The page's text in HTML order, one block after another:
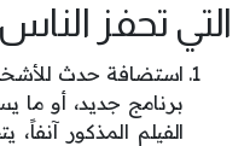
التي تحفز
استضافة حدث
الفيلم المذكور